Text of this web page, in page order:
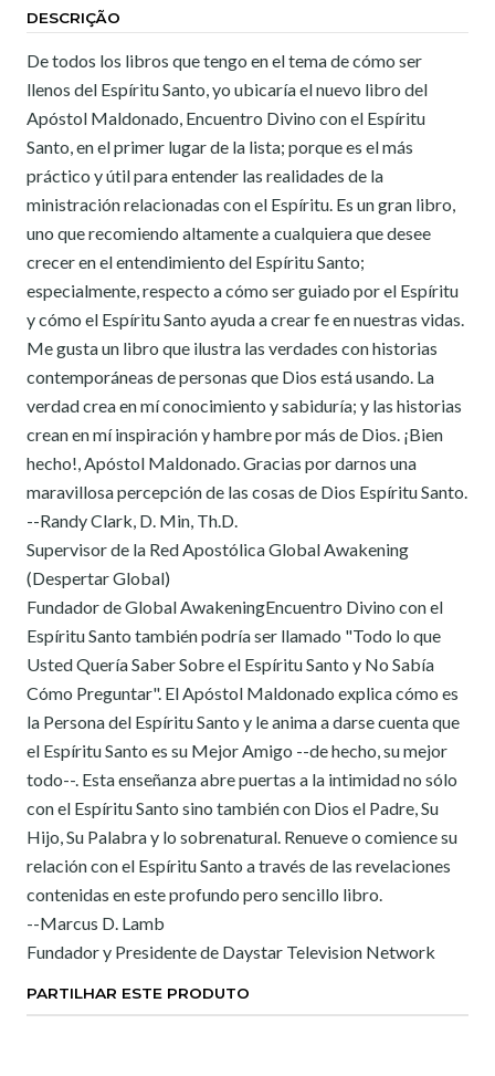
DESCRIÇÃO
De todos los libros que tengo en el tema de cómo ser
llenos del Espíritu Santo, yo ubicaría el nuevo libro del
Apóstol Maldonado, Encuentro Divino con el Espíritu
Santo, en el primer lugar de la lista; porque es el más
práctico y útil para entender las realidades de la
ministración relacionadas con el Espíritu. Es un gran libro,
uno que recomiendo altamente a cualquiera que desee
crecer en el entendimiento del Espíritu Santo;
especialmente, respecto a cómo ser guiado por el Espíritu
y cómo el Espíritu Santo ayuda a crear fe en nuestras vidas.
Me gusta un libro que ilustra las verdades con historias
contemporáneas de personas que Dios está usando. La
verdad crea en mí conocimiento y sabiduría; y las historias
crean en mí inspiración y hambre por más de Dios. ¡Bien
hecho!, Apóstol Maldonado. Gracias por darnos una
maravillosa percepción de las cosas de Dios Espíritu Santo.
--Randy Clark, D. Min, Th.D.
Supervisor de la Red Apostólica Global Awakening
(Despertar Global)
Fundador de Global AwakeningEncuentro Divino con el
Espíritu Santo también podría ser llamado "Todo lo que
Usted Quería Saber Sobre el Espíritu Santo y No Sabía
Cómo Preguntar". El Apóstol Maldonado explica cómo es
la Persona del Espíritu Santo y le anima a darse cuenta que
el Espíritu Santo es su Mejor Amigo --de hecho, su mejor
todo--. Esta enseñanza abre puertas a la intimidad no sólo
con el Espíritu Santo sino también con Dios el Padre, Su
Hijo, Su Palabra y lo sobrenatural. Renueve o comience su
relación con el Espíritu Santo a través de las revelaciones
contenidas en este profundo pero sencillo libro.
--Marcus D. Lamb
Fundador y Presidente de Daystar Television Network
PARTILHAR ESTE PRODUTO